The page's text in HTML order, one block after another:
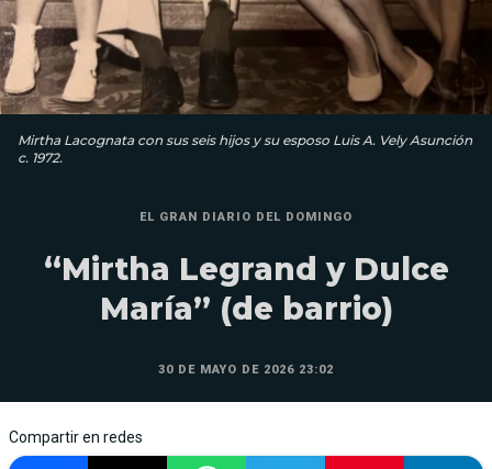
Mirtha Lacognata con sus seis hijos y su esposo Luis A. Vely Asunción
c. 1972.
EL GRAN DIARIO DEL DOMINGO
“Mirtha Legrand y Dulce
María” (de barrio)
30 DE MAYO DE 2026 23:02
Compartir en redes